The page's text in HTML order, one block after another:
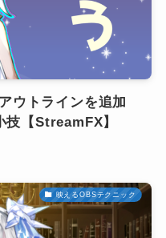
ウトラインを追加
技【StreamFX】
映えるOBSテクニック